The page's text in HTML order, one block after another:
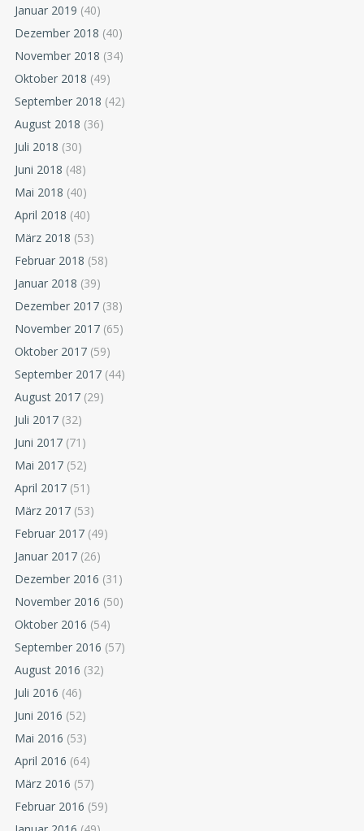
Januar 2019 (40)
Dezember 2018 (40)
November 2018 (34)
Oktober 2018 (49)
September 2018 (42)
August 2018 (36)
Juli 2018 (30)
Juni 2018 (48)
Mai 2018 (40)
April 2018 (40)
März 2018 (53)
Februar 2018 (58)
Januar 2018 (39)
Dezember 2017 (38)
November 2017 (65)
Oktober 2017 (59)
September 2017 (44)
August 2017 (29)
Juli 2017 (32)
Juni 2017 (71)
Mai 2017 (52)
April 2017 (51)
März 2017 (53)
Februar 2017 (49)
Januar 2017 (26)
Dezember 2016 (31)
November 2016 (50)
Oktober 2016 (54)
September 2016 (57)
August 2016 (32)
Juli 2016 (46)
Juni 2016 (52)
Mai 2016 (53)
April 2016 (64)
März 2016 (57)
Februar 2016 (59)